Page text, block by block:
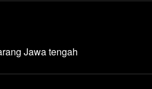
Jawa tengah